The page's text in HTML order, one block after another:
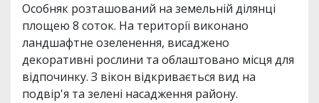
Особняк розташований на земельній ділянці
площею 8 соток. На території виконано
ландшафтне озеленення, висаджено
декоративні рослини та облаштовано місця для
відпочинку. З вікон відкривається вид на
подвір'я та зелені насадження району.